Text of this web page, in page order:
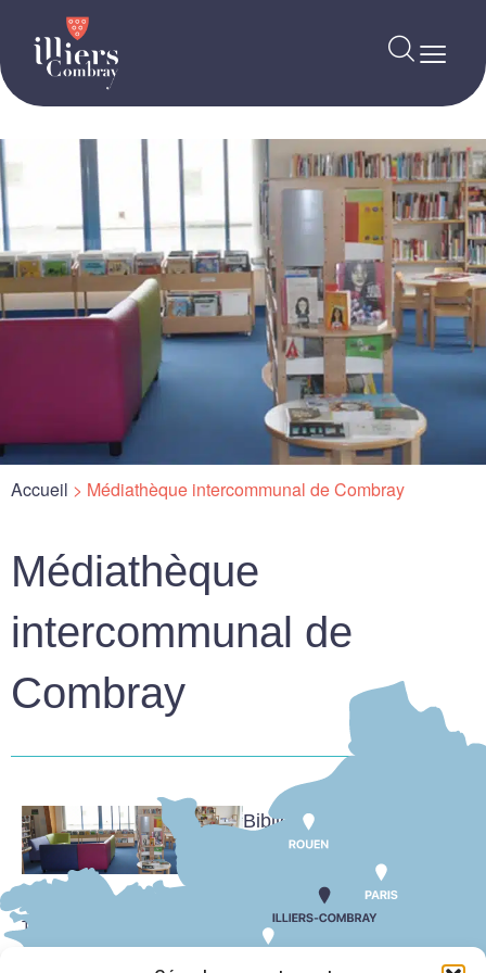
Accueil > Médiathèque intercommunal de Combray
Médiathèque
intercommunal de
Combray
Bibliothèque, ludothèque,
animations
Avenue des Gloriettes,
28120 Illiers-Combray
Téléphone :